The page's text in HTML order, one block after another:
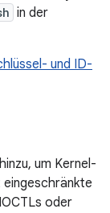
in der
und ID-
um Kernel-
oder